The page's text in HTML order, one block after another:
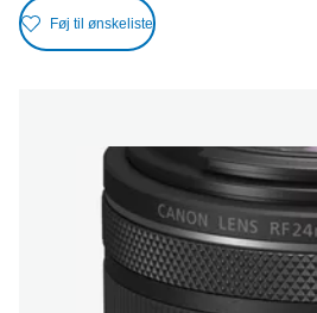
Føj til ønskeliste